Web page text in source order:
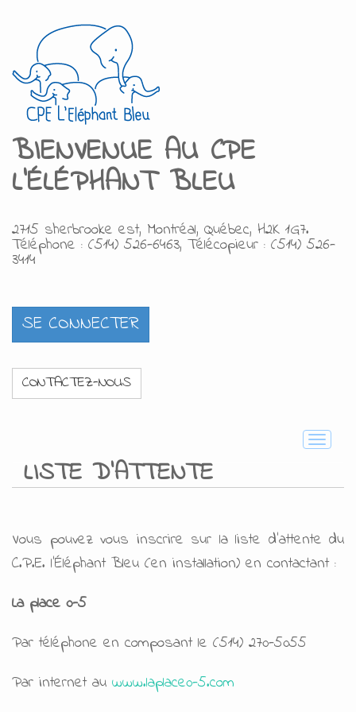
BIENVENUE AU CPE
L'ÉLÉPHANT BLEU
2715 sherbrooke est, Montréal, Québec, H2K 1G7.
Téléphone : (514) 526-6463, Télécopieur : (514) 526-
3414
CONTACTEZ-NOUS
Toggle
LISTE D’ATTENTE
Vous pouvez vous inscrire sur la liste d’attente du
C.P.E. l’Éléphant Bleu (en installation) en contactant :
La place 0-5
Par téléphone en composant le (514) 270-5055
Par internet au www.laplace0-5.com